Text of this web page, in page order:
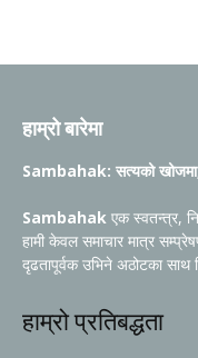
हाम्रो बारेमा
Sambahak: सत्यको खोजमा,
Sambahak एक स्वतन्त्र,
हामी केवल समाचार मात्र
दृढतापूर्वक उभिने अठोटका साथ
हाम्रो प्रतिबद्धता